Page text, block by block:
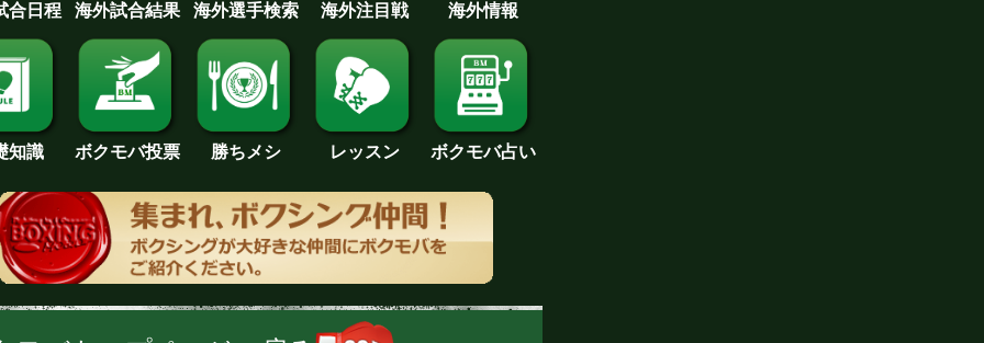
合日程 海外試合結果 海外選手検索 海外注目戦 海外情報
知識 ボクモバ投票 勝ちメシ レッスン ボクモバ占い